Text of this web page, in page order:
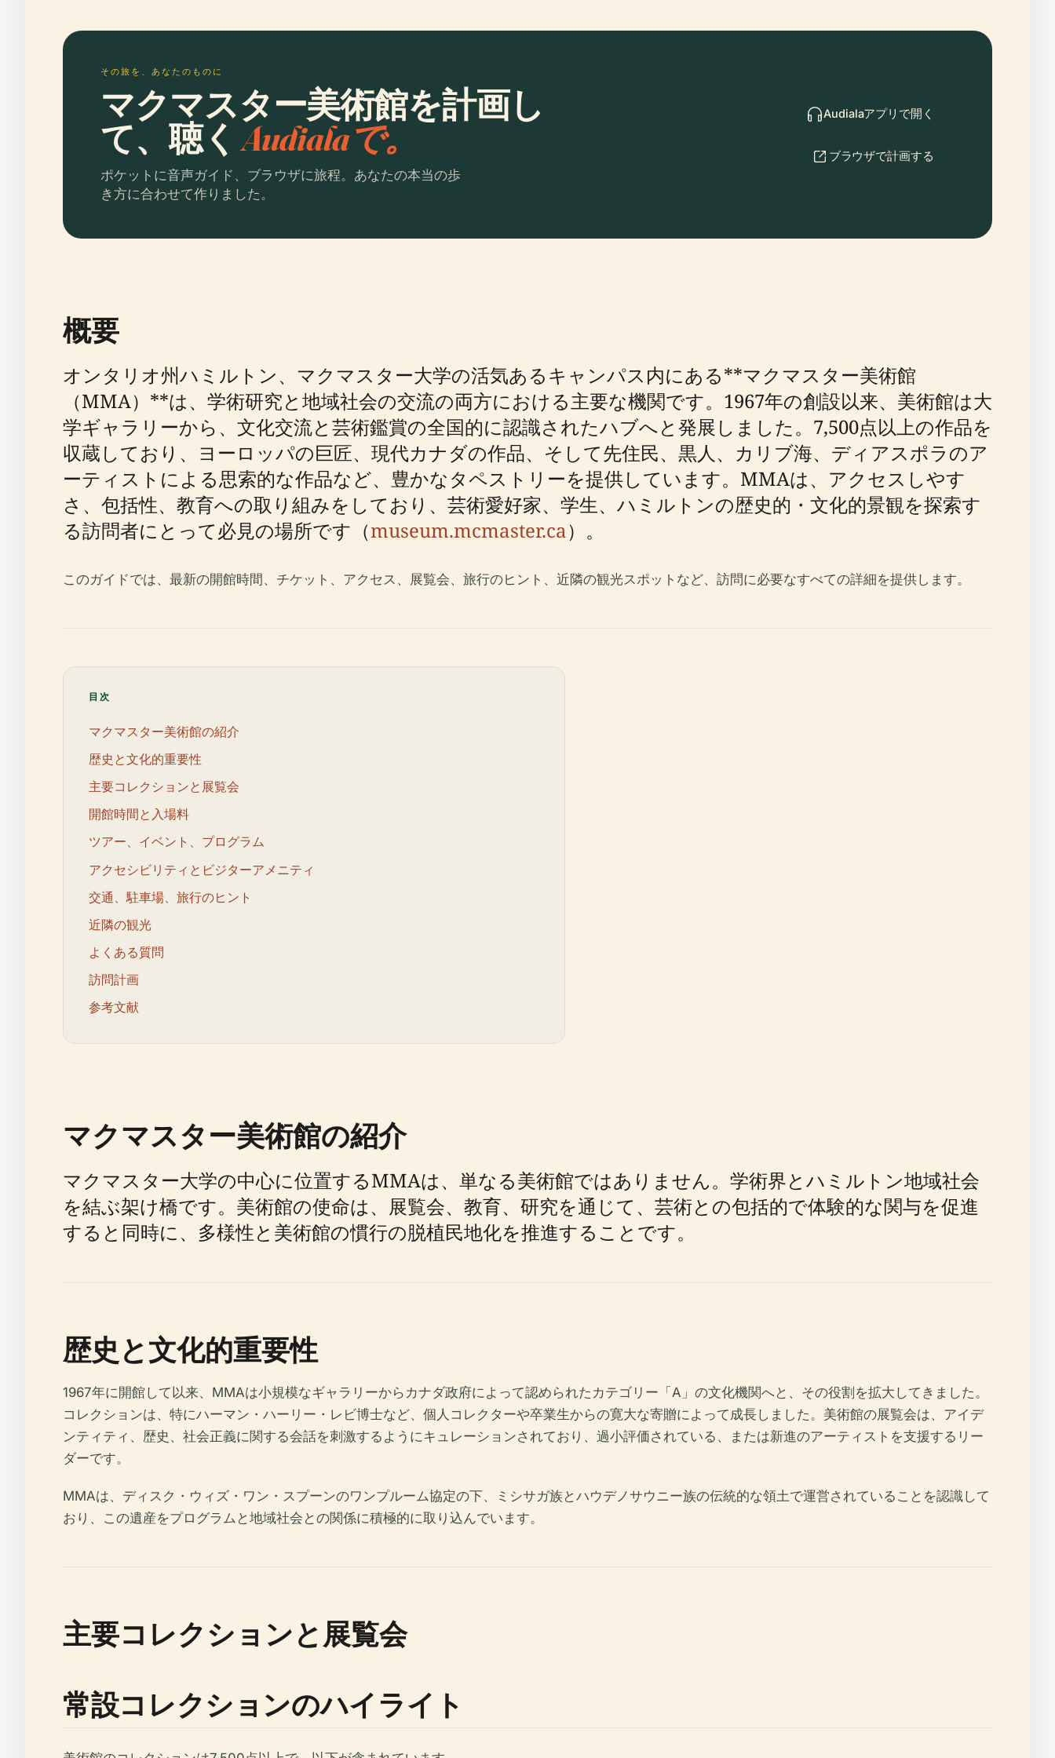
その旅を、あなたのものに
マクマスター美術館を計画し
て、聴くAudialaで。
ポケットに音声ガイド、ブラウザに旅程。あなたの本当の歩
き方に合わせて作りました。
Audialaアプリで開く
ブラウザで計画する
概要
オンタリオ州ハミルトン、マクマスター大学の活気あるキャンパス内にある**マクマスター美術館
（MMA）**は、学術研究と地域社会の交流の両方における主要な機関です。1967年の創設以来、美術館は大
学ギャラリーから、文化交流と芸術鑑賞の全国的に認識されたハブへと発展しました。7,500点以上の作品を
収蔵しており、ヨーロッパの巨匠、現代カナダの作品、そして先住民、黒人、カリブ海、ディアスポラのア
ーティストによる思索的な作品など、豊かなタペストリーを提供しています。MMAは、アクセスしやす
さ、包括性、教育への取り組みをしており、芸術愛好家、学生、ハミルトンの歴史的・文化的景観を探索す
る訪問者にとって必見の場所です（museum.mcmaster.ca）。
このガイドでは、最新の開館時間、チケット、アクセス、展覧会、旅行のヒント、近隣の観光スポットなど、訪問に必要なすべての詳細を提供します。
目次
マクマスター美術館の紹介
歴史と文化的重要性
主要コレクションと展覧会
開館時間と入場料
ツアー、イベント、プログラム
アクセシビリティとビジターアメニティ
交通、駐車場、旅行のヒント
近隣の観光
よくある質問
訪問計画
参考文献
マクマスター美術館の紹介
マクマスター大学の中心に位置するMMAは、単なる美術館ではありません。学術界とハミルトン地域社会
を結ぶ架け橋です。美術館の使命は、展覧会、教育、研究を通じて、芸術との包括的で体験的な関与を促進
すると同時に、多様性と美術館の慣行の脱植民地化を推進することです。
歴史と文化的重要性
1967年に開館して以来、MMAは小規模なギャラリーからカナダ政府によって認められたカテゴリー「A」の文化機関へと、その役割を拡大してきました。
コレクションは、特にハーマン・ハーリ​​ー・レビ博士など、個人コレクターや卒業生からの寛大な寄贈によって成長しました。美術館の展覧会は、アイデ
ンティティ、歴史、社会正義に関する会話を刺激するようにキュレーションされており、過小評価されている、または新進のアーティストを支援するリー
ダーです。
MMAは、ディスク・ウィズ・ワン・スプーンのワンプルーム協定の下、ミシサガ族とハウデノサウニー族の伝統的な領土で運営されていることを認識して
おり、この遺産をプログラムと地域社会との関係に積極的に取り込んでいます。
主要コレクションと展覧会
常設コレクションのハイライト